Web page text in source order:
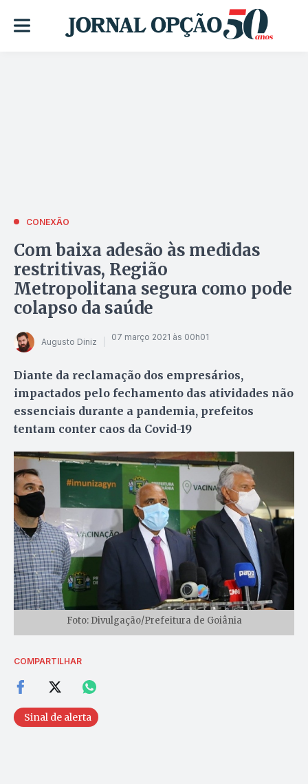
CONEXÃO
Com baixa adesão às medidas
restritivas, Região
Metropolitana segura como pode
colapso da saúde
Augusto Diniz 07 março 2021 às 00h01
Diante da reclamação dos empresários,
impactados pelo fechamento das atividades não
essenciais durante a pandemia, prefeitos
tentam conter caos da Covid-19
Foto: Divulgação/Prefeitura de Goiânia
COMPARTILHAR
Sinal de alerta